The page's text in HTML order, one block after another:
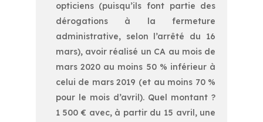
opticiens (puisqu’ils font partie des
dérogations à la fermeture
administrative, selon l’arrêté du 16
mars), avoir réalisé un CA au mois de
mars 2020 au moins 50 % inférieur à
celui de mars 2019 (et au moins 70 %
pour le mois d’avril). Quel montant ?
1 500 € avec, à partir du 15 avril, une